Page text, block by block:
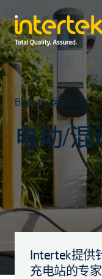
Back to 返回行业
电动/
Intertek提供
充电站的专